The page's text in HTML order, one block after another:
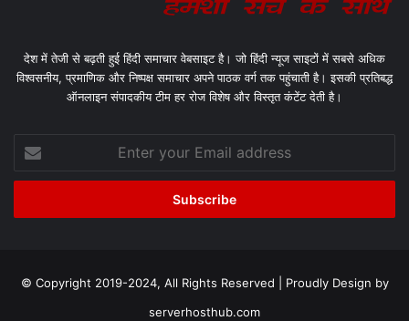
देश में तेजी से बढ़ती हुई हिंदी समाचार वेबसाइट है। जो हिंदी न्यूज साइटों में सबसे अधिक
विश्वसनीय, प्रमाणिक और निष्पक्ष समाचार अपने पाठक वर्ग तक पहुंचाती है। इसकी प्रतिबद्ध
ऑनलाइन संपादकीय टीम हर रोज विशेष और विस्तृत कंटेंट देती है।
your
Email
© Copyright 2019-2024, All Rights Reserved | Proudly Design by
serverhosthub.com